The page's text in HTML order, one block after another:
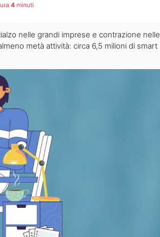
4 minuti
nelle grandi imprese e contrazione nelle
metà attività: circa 6,5 milioni di smart